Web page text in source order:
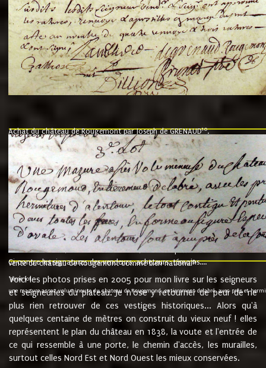
Achat du château de Rougemont par Joseph de GRENAUD10.
"l'an mil six cent soixante treze le ving neuvième jour du mois de
nommé fut présent Messire Claude Guillaume de Moyriat chevalier baron
vend, purement simplement et irrevocablement a monseigneur monsieur
et chavannes conseiller du roy au parlement de Bourgogne, present et
que le dit seigneur Baron de la Vellière a sur ses hommes, indivisables et
de la Velliere tout ainsi et comme le dit seigneur Baron et ses
présent......"
suivent les rentes, donation des terriers, etc... au prix de 880 livre louis
Ci contre les signatures des vendeurs, acheteurs, témoins....
vente du château de Rougemont comme bien national9.
"3ème lot
une mazure assez volumineuse du chateau de Rougemond, entierement delabré, avec près et
Voici les photos prises en 2005 pour mon livre sur les seigneurs
et seigneuries du plateau. Je n'ose y retourner de peur de ne
plus rien retrouver de ces vestiges historiques... Alors qu'à
quelques centaine de mètres on construit du vieux neuf ! elles
représentent le plan du château en 1838, la voute et l'entrée de
ce qui ressemble à une porte, le chemin d'accès, les murailles,
surtout celles Nord Est et Nord Ouest les mieux conservées.